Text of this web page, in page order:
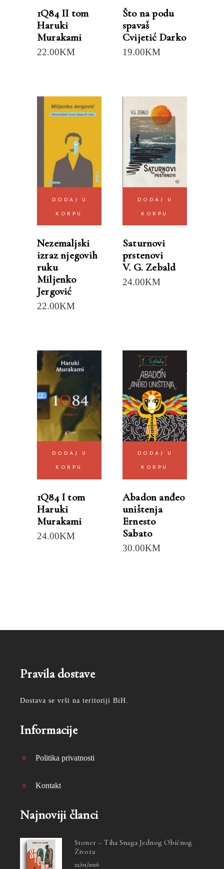
1Q84 II tom
Haruki
Murakami
22.00KM
Što na podu
spavaš
Cvijetić Darko
19.00KM
DODAJ U
KORPU
Nezemaljski
izraz njegovih
ruku
Miljenko
Jergović
22.00KM
DODAJ U
KORPU
Saturnovi
prstenovi
V. G. Zebald
24.00KM
DODAJ U
KORPU
1Q84 I tom
Haruki
Murakami
24.00KM
DODAJ U
KORPU
Abadon anđeo
uništenja
Ernesto
Sabato
30.00KM
Pravila dostave
Dostava se vrši na teritoriji BiH.
Informacije
Politika privatnosti
Kontakt
Najnoviji članci
Stoner – Tiha Snaga Jednog Običnog
Života
22/01/2026